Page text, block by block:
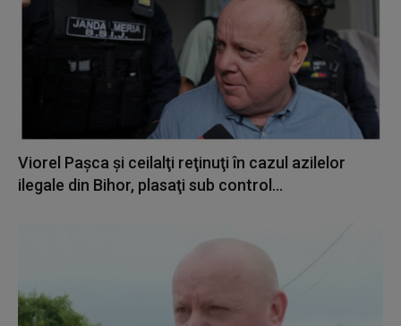
Viorel Paşca şi ceilalţi reţinuţi în cazul azilelor
ilegale din Bihor, plasaţi sub control...